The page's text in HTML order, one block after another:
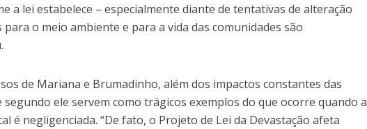
a lei estabelece – especialmente diante de tentativas de alteração
o meio ambiente e para a vida das comunidades são
de Mariana e Brumadinho, além dos impactos constantes das
segundo ele servem como trágicos exemplos do que ocorre quando a
é negligenciada. “De fato, o Projeto de Lei da Devastação afeta